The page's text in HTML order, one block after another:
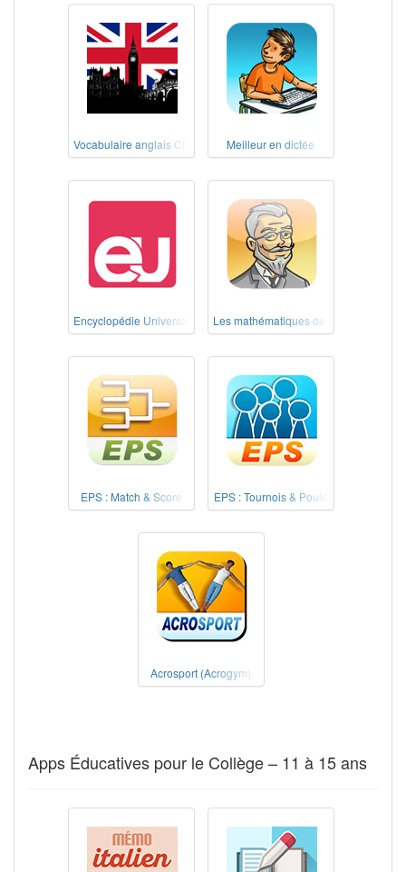
Vocabulaire anglais CM1-CM2 Meilleur en dictée
Encyclopédie Universalis écoleLes mathématiques de nos grands-
EPS : Match & Score EPS : Tournois & Poule
Acrosport (Acrogym)
Apps Éducatives pour le Collège – 11 à 15 ans